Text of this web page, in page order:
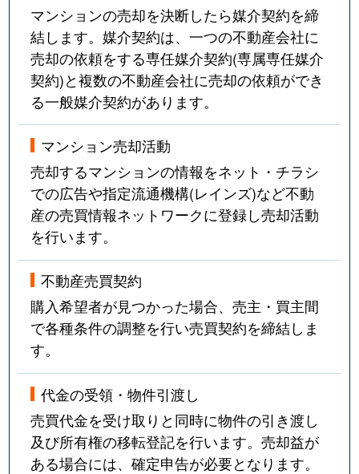
マンションの売却を決断したら媒介契約を締
結します。媒介契約は、一つの不動産会社に
売却の依頼をする専任媒介契約(専属専任媒介
契約)と複数の不動産会社に売却の依頼ができ
る一般媒介契約があります。
マンション売却活動
売却するマンションの情報をネット・チラシ
での広告や指定流通機構(レインズ)など不動
産の売買情報ネットワークに登録し売却活動
を行います。
不動産売買契約
購入希望者が見つかった場合、売主・買主間
で各種条件の調整を行い売買契約を締結しま
す。
代金の受領・物件引渡し
売買代金を受け取りと同時に物件の引き渡し
及び所有権の移転登記を行います。売却益が
ある場合には、確定申告が必要となります。